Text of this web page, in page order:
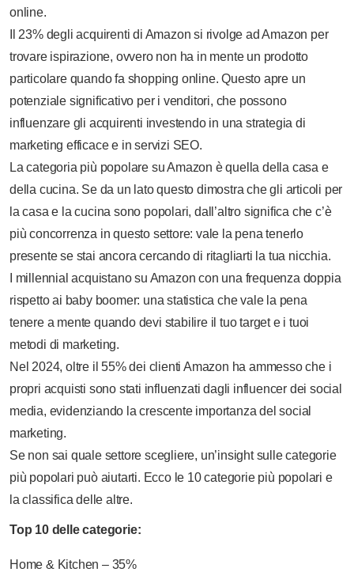
online.
Il 23% degli acquirenti di Amazon si rivolge ad Amazon per
trovare ispirazione, ovvero non ha in mente un prodotto
particolare quando fa shopping online. Questo apre un
potenziale significativo per i venditori, che possono
influenzare gli acquirenti investendo in una strategia di
marketing efficace e in servizi SEO.
La categoria più popolare su Amazon è quella della casa e
della cucina. Se da un lato questo dimostra che gli articoli per
la casa e la cucina sono popolari, dall’altro significa che c’è
più concorrenza in questo settore: vale la pena tenerlo
presente se stai ancora cercando di ritagliarti la tua nicchia.
I millennial acquistano su Amazon con una frequenza doppia
rispetto ai baby boomer: una statistica che vale la pena
tenere a mente quando devi stabilire il tuo target e i tuoi
metodi di marketing.
Nel 2024, oltre il 55% dei clienti Amazon ha ammesso che i
propri acquisti sono stati influenzati dagli influencer dei social
media, evidenziando la crescente importanza del social
marketing.
Se non sai quale settore scegliere, un’insight sulle categorie
più popolari può aiutarti. Ecco le 10 categorie più popolari e
la classifica delle altre.
Top 10 delle categorie:
Home & Kitchen – 35%